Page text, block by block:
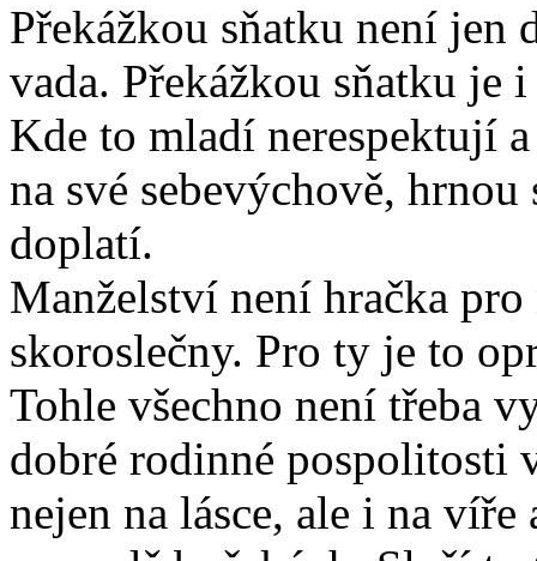
Překážkou sňatku není jen
vada. Překážkou sňatku je
Kde to mladí nerespektují
na své sebevýchově,
doplatí.
Manželství není hračka
skoroslečny. Pro ty je to
Tohle všechno není třeba
dobré rodinné pospolitosti
nejen na lásce, ale i na